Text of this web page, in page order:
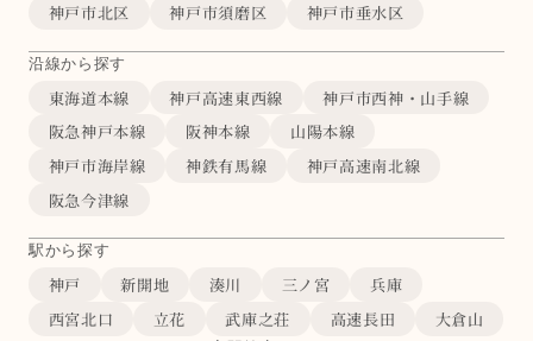
神戸市北区
神戸市須磨区 神戸市垂水区
沿線から探す
東海道本線 神戸高速東西線
神戸市西神・山手線
阪急神戸本線
阪神本線
山陽本線
神戸市海岸線
神鉄有馬線
神戸高速南北線
阪急今津線
駅から探す
神戸 新開地 湊川 三ノ宮
兵庫
西宮北口
立花 武庫之荘 高速長田 大倉山